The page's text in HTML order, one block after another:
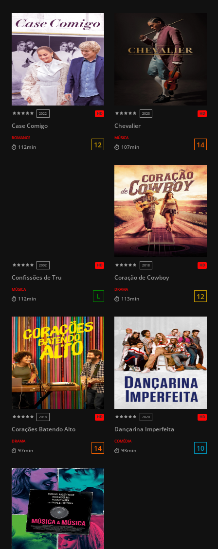
HD
HD
2018
100min 16 135min
74min
Case Comigo
ROMANCE
Chevalier
MÚSICA
Confissões de Tru
MÚSICA
Coração de Cowboy
DRAMA
Corações Batendo Alto
DRAMA
Dançarina Imperfeita
COMÉDIA